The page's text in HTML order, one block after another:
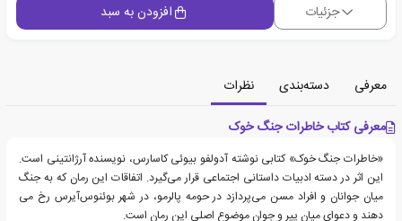
جزئیات افزودن به سبد
معرفی دسته‌بندی
نظرات
معرفی کتاب خاطرات جنگ خوک
«خاطرات جنگ خوک» کتابی نوشته آدولفو بیوئی کاسارس، نویسنده آرژانتینی است.
این اثر در دسته ادبیات داستانی اجتماعی قرار می‌گیرد. اتفاقات این رمان که به جنگ
میان جوانان و افراد مسن می‌پردازد در حومه پالرمو، در شهر بوئنوس‌آیرس رخ می
دهند و دعوای میان پیر و جوان موضوع اصلی این رمان است.